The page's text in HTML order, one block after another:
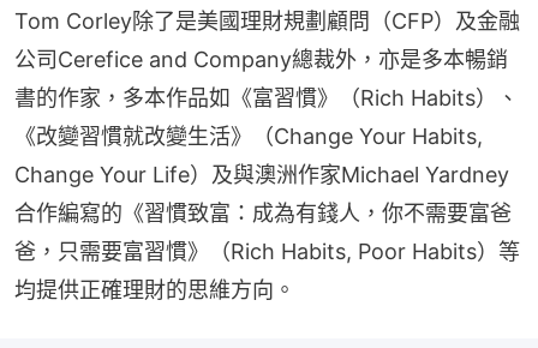
Tom Corley除了是美國理財規劃顧問（CFP）及金融
公司Cerefice and Company總裁外，亦是多本暢銷
書的作家，多本作品如《富習慣》（Rich Habits）、
《改變習慣就改變生活》（Change Your Habits,
Change Your Life）及與澳洲作家Michael Yardney
合作編寫的《習慣致富：成為有錢人，你不需要富爸
爸，只需要富習慣》（Rich Habits, Poor Habits）等
均提供正確理財的思維方向。